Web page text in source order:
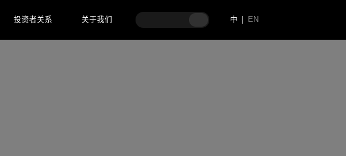
投资者关系 关于我们 中 EN